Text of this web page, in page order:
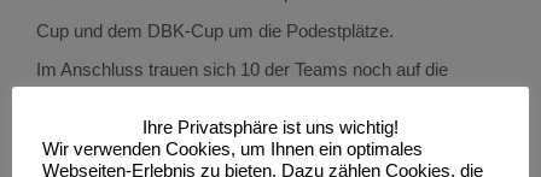
Cup und dem DBK-Cup um die Podestplätze.
Im Anschluss trauen sich 10 der Teams noch auf die
fahren die Boote mit 20 Sek. Startabstand ein
Ihre Privatsphäre ist uns wichtig!
Wir verwenden Cookies, um Ihnen ein optimales
Webseiten-Erlebnis zu bieten. Dazu zählen Cookies, die